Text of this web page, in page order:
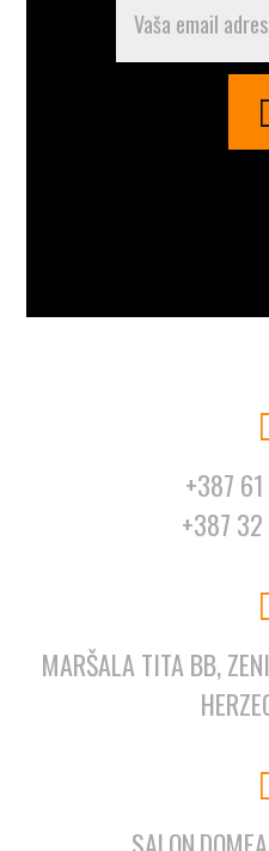
+387
+387
MARŠALA TITA BB,